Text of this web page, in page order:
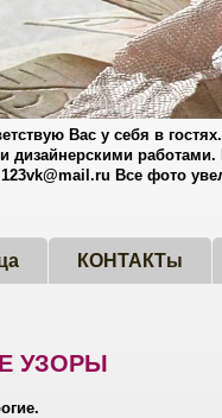
Вас у себя в
дизайнерскими
123vk@mail.ru Все фото
КОНТАКТы
УЗОРЫ